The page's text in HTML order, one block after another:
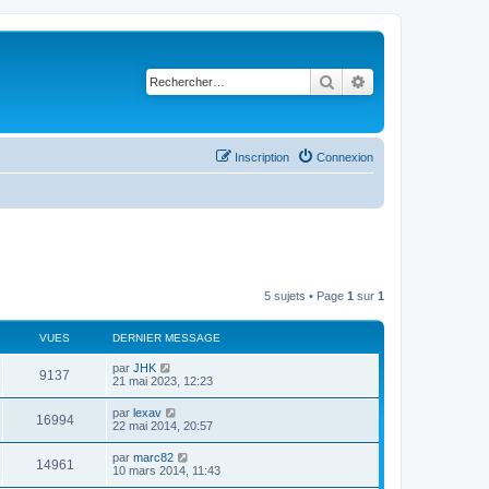
Rechercher
Connexion
Inscription
5 sujets • Page 1 sur 1
VUES DERNIER MESSAGE
9137 par JHK
21 mai 2023, 12:23
16994 par lexav
22 mai 2014, 20:57
14961 par marc82
10 mars 2014, 11:43